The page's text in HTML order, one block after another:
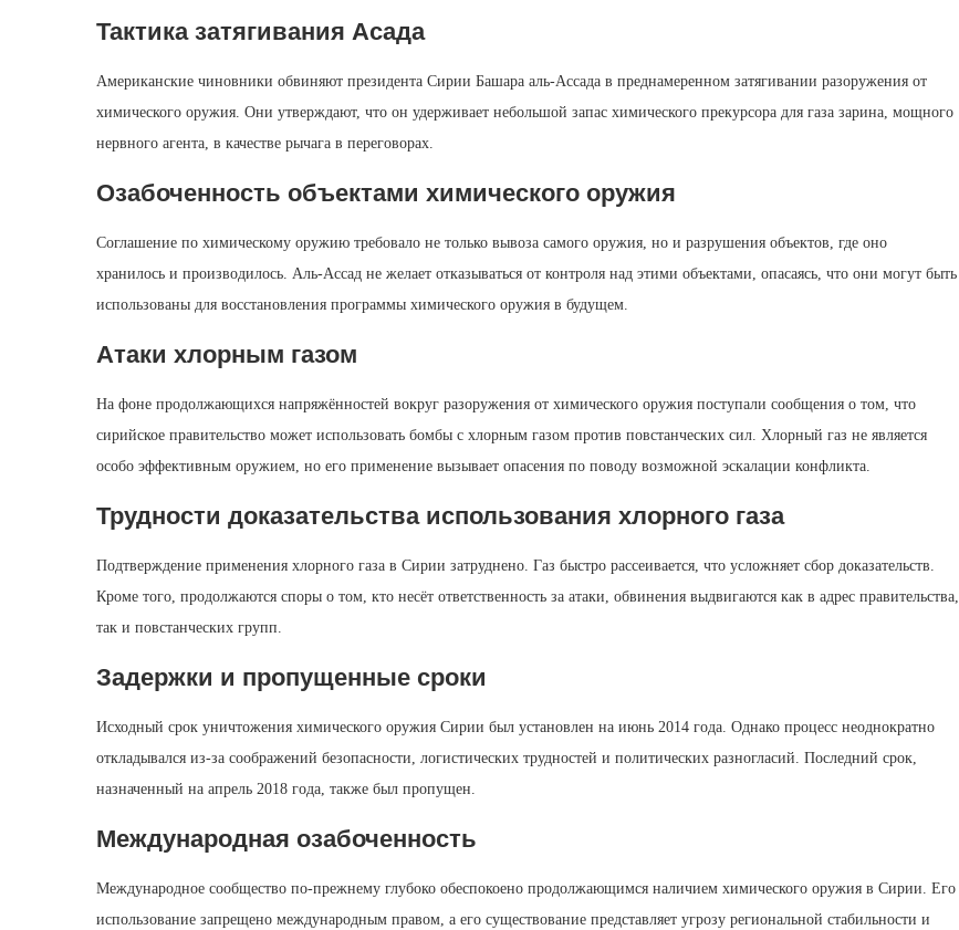
Тактика затягивания Асада
Американские чиновники обвиняют президента Сирии Башара аль‑Ассада в преднамеренном затягивании разоружения от
химического оружия. Они утверждают, что он удерживает небольшой запас химического прекурсора для газа зарина, мощного
нервного агента, в качестве рычага в переговорах.
Озабоченность объектами химического оружия
Соглашение по химическому оружию требовало не только вывоза самого оружия, но и разрушения объектов, где оно
хранилось и производилось. Аль‑Ассад не желает отказываться от контроля над этими объектами, опасаясь, что они могут быть
использованы для восстановления программы химического оружия в будущем.
Атаки хлорным газом
На фоне продолжающихся напряжённостей вокруг разоружения от химического оружия поступали сообщения о том, что
сирийское правительство может использовать бомбы с хлорным газом против повстанческих сил. Хлорный газ не является
особо эффективным оружием, но его применение вызывает опасения по поводу возможной эскалации конфликта.
Трудности доказательства использования хлорного газа
Подтверждение применения хлорного газа в Сирии затруднено. Газ быстро рассеивается, что усложняет сбор доказательств.
Кроме того, продолжаются споры о том, кто несёт ответственность за атаки, обвинения выдвигаются как в адрес правительства,
так и повстанческих групп.
Задержки и пропущенные сроки
Исходный срок уничтожения химического оружия Сирии был установлен на июнь 2014 года. Однако процесс неоднократно
откладывался из‑за соображений безопасности, логистических трудностей и политических разногласий. Последний срок,
назначенный на апрель 2018 года, также был пропущен.
Международная озабоченность
Международное сообщество по‑прежнему глубоко обеспокоено продолжающимся наличием химического оружия в Сирии. Его
использование запрещено международным правом, а его существование представляет угрозу региональной стабильности и